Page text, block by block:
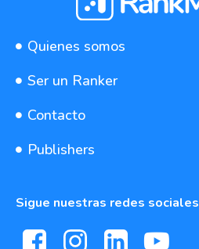
Quienes somos
Ser un Ranker
Contacto
Publishers
Sigue nuestras redes sociales